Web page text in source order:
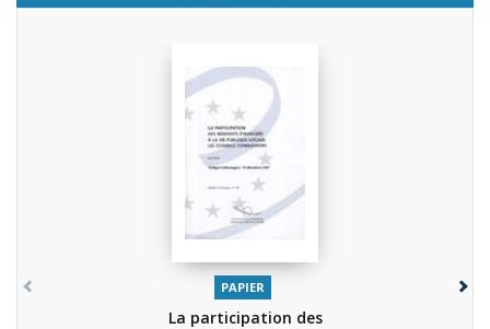
PAPIER
La participation des